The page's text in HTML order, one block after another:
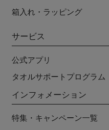
箱入れ・ラッピング
サービス
公式アプリ
タオルサポートプログラム
インフォメーション
特集・キャンペーン一覧